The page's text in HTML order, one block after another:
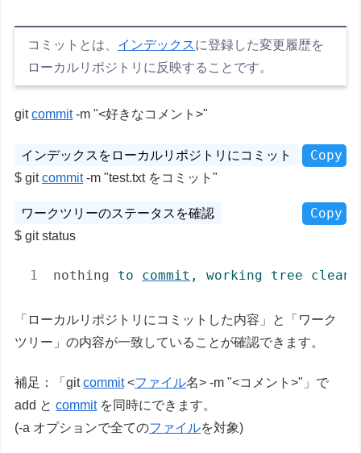
コミットとは、 インデックスに登録した変更履歴を
ローカルリポジトリに反映することです。
gitcommit-m "<好きなコメント>"
Copy
gitcommit-m "test.txt をコミット"
Copy
git status
nothing to commit , working tree clean
「ローカルリポジトリにコミットした内容」と「ワーク
ツリー」の内容が一致していることが確認できます。
補足：「gitcommit<ファイル名> -m "<コメント>"」で
add とcommitを同時にできます。
(-a オプションで全てのファイルを対象)